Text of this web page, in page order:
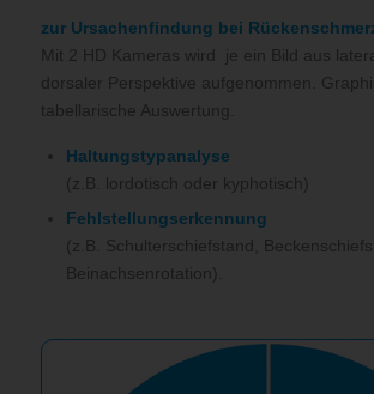
zur Ursachenfindung bei
Mit 2 HD Kameras wird je ein Bild aus
dorsaler Perspektive aufgenommen.
tabellarische Auswertung.
Haltungstypanalyse
(z.B. lordotisch oder kyphotisch)
Fehlstellungserkennung
(z.B. Schulterschiefstand,
Beinachsenrotation).